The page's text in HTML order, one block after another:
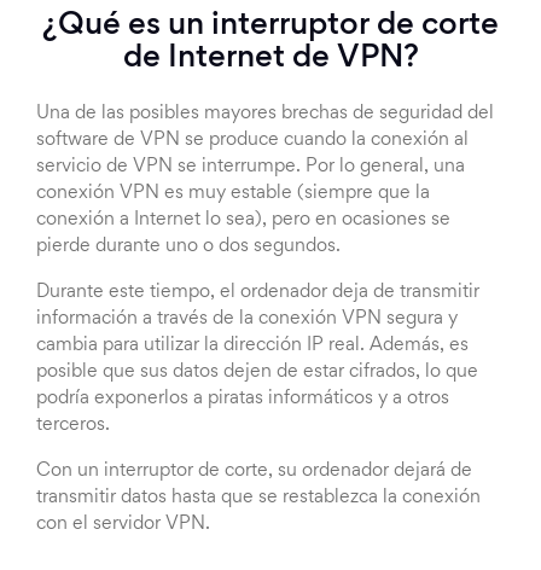
¿Qué es un interruptor de corte
de Internet de VPN?
Una de las posibles mayores brechas de seguridad del
software de VPN se produce cuando la conexión al
servicio de VPN se interrumpe. Por lo general, una
conexión VPN es muy estable (siempre que la
conexión a Internet lo sea), pero en ocasiones se
pierde durante uno o dos segundos.
Durante este tiempo, el ordenador deja de transmitir
información a través de la conexión VPN segura y
cambia para utilizar la dirección IP real. Además, es
posible que sus datos dejen de estar cifrados, lo que
podría exponerlos a piratas informáticos y a otros
terceros.
Con un interruptor de corte, su ordenador dejará de
transmitir datos hasta que se restablezca la conexión
con el servidor VPN.